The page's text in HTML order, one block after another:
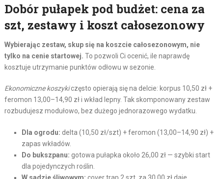
Dobór pułapek pod budżet: cena za
szt, zestawy i koszt całosezonowy
Wybierając zestaw, skup się na koszcie całosezonowym, nie
tylko na cenie startowej. To pozwoli Ci ocenić, ile naprawdę
kosztuje utrzymanie punktów odłowu w sezonie.
Ekonomiczne koszykiczęsto opierają się na delcie: korpus 10,50 zł +
feromon 13,00–14,90 zł i wkład lepny. Tak skomponowany zestaw
rozbudujesz modułowo, bez dużego jednorazowego wydatku.
Dla ogrodu: delta (10,50 zł/szt) + feromon (13,00–14,90 zł) +
zapas wkładów.
Do bukszpanu: gotowa pułapka około 26,00 zł — szybki start
dla pojedynczych roślin.
W sadzie śliwowym: cover trap 2 szt. za 30,00 zł daje